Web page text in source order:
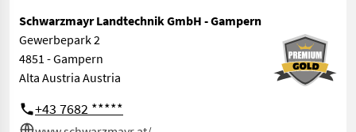
Schwarzmayr Landtechnik GmbH - Gampern
Gewerbepark 2
4851 - Gampern
Alta Austria Austria
+43 7682 *****